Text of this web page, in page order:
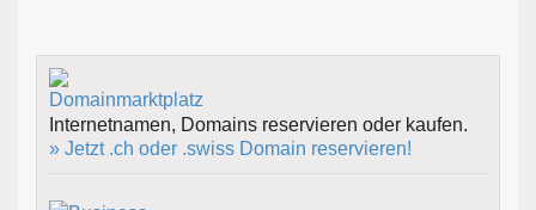
Internetnamen, Domains reservieren oder kaufen.
» Jetzt .ch oder .swiss Domain reservieren!